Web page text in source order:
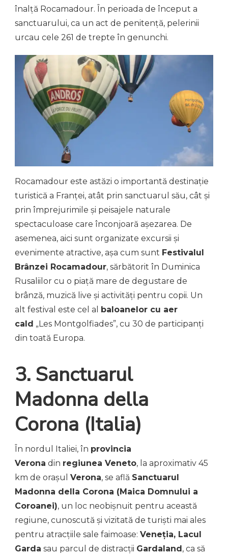
înalță Rocamadour. În perioada de început a
sanctuarului, ca un act de penitență, pelerinii
urcau cele 261 de trepte în genunchi.
Rocamadour este astăzi o importantă destinație
turistică a Franței, atât prin sanctuarul său, cât și
prin împrejurimile și peisajele naturale
spectaculoase care înconjoară așezarea. De
asemenea, aici sunt organizate excursii și
evenimente atractive, așa cum sunt Festivalul
Brânzei Rocamadour, sărbătorit în Duminica
Rusaliilor cu o piață mare de degustare de
brânză, muzică live și activități pentru copii. Un
alt festival este cel al
baloanelor cu aer
cald „Les Montgolfiades”, cu 30 de participanți
din toată Europa.
3. Sanctuarul
Madonna della
Corona (Italia)
În nordul Italiei, în provincia
Verona din regiunea Veneto, la aproximativ 45
km de orașul Verona, se află Sanctuarul
Madonna della Corona (Maica Domnului a
Coroanei), un loc neobișnuit pentru această
regiune, cunoscută și vizitată de turiști mai ales
pentru atracțiile sale faimoase: Veneția, Lacul
Garda sau parcul de distracții Gardaland, ca să